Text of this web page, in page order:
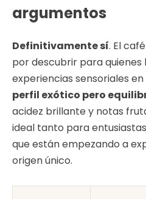
argumentos
Definitivamente sí. El
por descubrir para quienes
experiencias sensoriales
perfil exótico pero
acidez brillante y notas
ideal tanto para
que están empezando a
origen único.